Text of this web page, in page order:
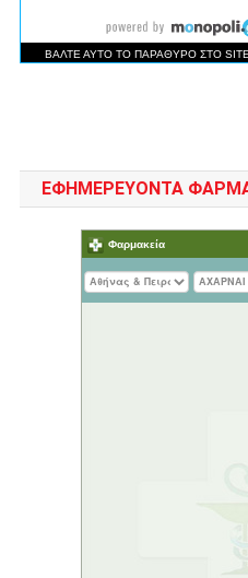
ΕΦΗΜΕΡΕΥΟΝΤΑ